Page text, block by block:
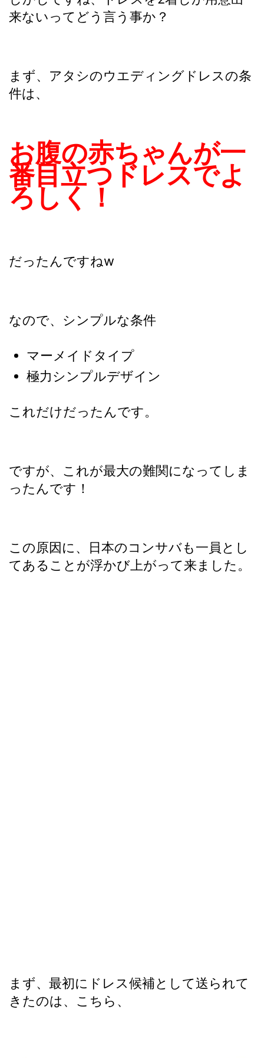
来ないってどう言う事か？
まず、アタシのウエディングドレスの条
件は、
お腹の赤ちゃんが一
番目立つドレスでよ
ろしく！
だったんですねw
なので、シンプルな条件
マーメイドタイプ
極力シンプルデザイン
これだけだったんです。
ですが、これが最大の難関になってしま
ったんです！
この原因に、日本のコンサバも一員とし
てあることが浮かび上がって来ました。
まず、最初にドレス候補として送られて
きたのは、こちら、